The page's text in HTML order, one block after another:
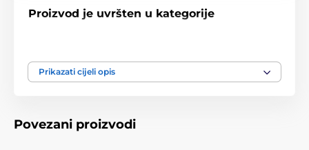
Proizvod je uvršten u kategorije
Apple Watch 1 / 2 / 3, 38 mm
Prikazati cijeli opis
Povezani proizvodi